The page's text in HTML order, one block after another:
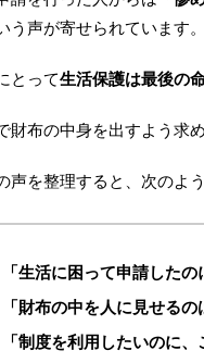
う声が寄せられています。
とって生活保護は最後の
財布の中身を出すよう求
声を整理すると、次のよ
「生活に困って申請した
「財布の中を人に見せるの
「制度を利用したいのに